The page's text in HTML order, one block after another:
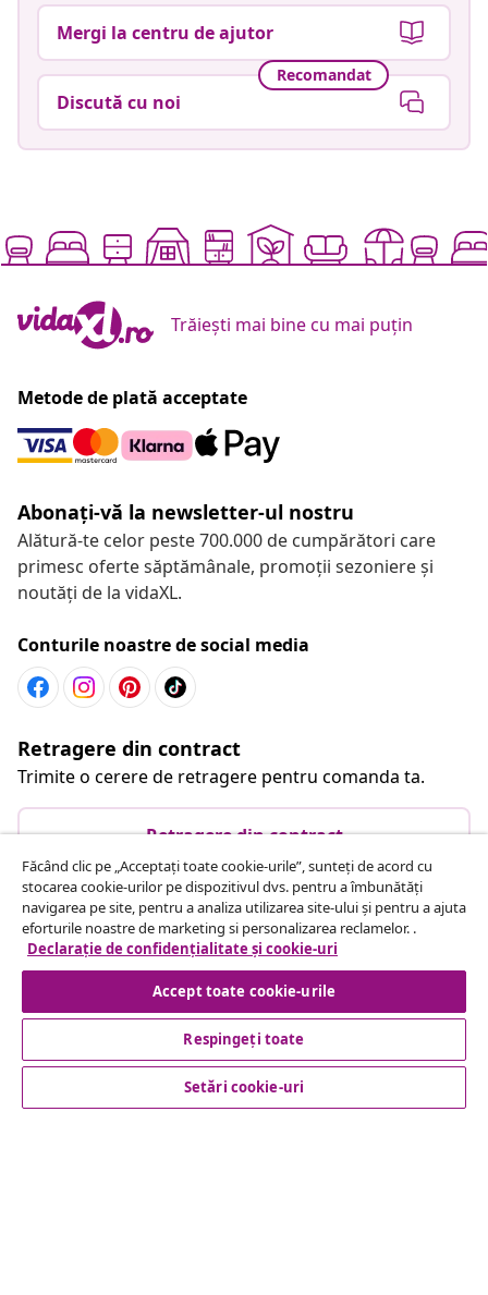
Mergi la centru de ajutor
Recomandat
Discută cu noi
Trăiești mai bine cu mai puțin
Metode de plată acceptate
Abonați-vă la newsletter-ul nostru
Alătură-te celor peste 700.000 de cumpărători care
primesc oferte săptămânale, promoții sezoniere și
noutăți de la vidaXL.
Conturile noastre de social media
Retragere din contract
Trimite o cerere de retragere pentru comanda ta.
Retragere din contract
Serviciu clienți
vidaXL
Făcând clic pe „Acceptați toate cookie-urile”, sunteți de acord cu
stocarea cookie-urilor pe dispozitivul dvs. pentru a îmbunătăți
navigarea pe site, pentru a analiza utilizarea site-ului și pentru a ajuta
eforturile noastre de marketing si personalizarea reclamelor. .
Declarație de confidențialitate și cookie-uri
Accept toate cookie-urile
Respingeți toate
Setări cookie-uri